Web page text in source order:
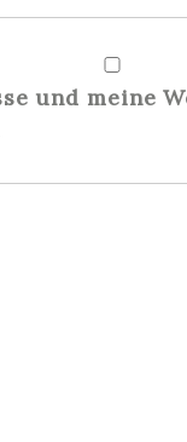
und meine